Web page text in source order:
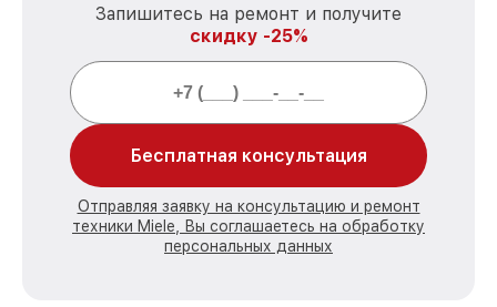
Запишитесь на ремонт и получите
скидку -25%
Бесплатная консультация
Отправляя заявку на консультацию и ремонт
техники Miele, Вы соглашаетесь на обработку
персональных данных